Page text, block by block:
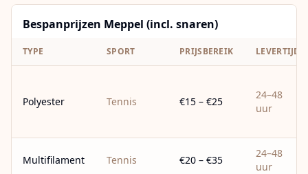
Bespanprijzen Meppel (incl. snaren)
TYPE SPORT PRIJSBEREIK LEVERTIJD
Polyester Tennis €15 – €25
24–48
uur
Multifilament Tennis €20 – €35
24–48
uur